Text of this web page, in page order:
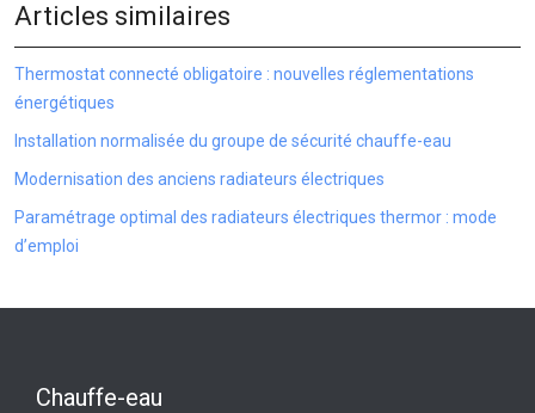
Articles similaires
Thermostat connecté obligatoire : nouvelles réglementations
énergétiques
Installation normalisée du groupe de sécurité chauffe-eau
Modernisation des anciens radiateurs électriques
Paramétrage optimal des radiateurs électriques thermor : mode
d’emploi
Chauffe-eau